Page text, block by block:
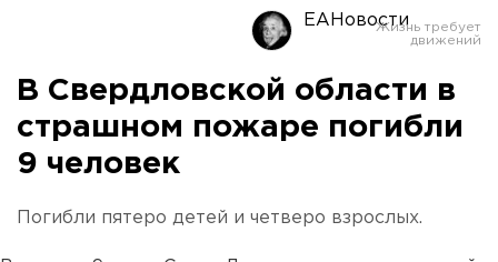
ЕАНовости
В Свердловской области в
страшном пожаре погибли
9 человек
Погибли пятеро детей и четверо взрослых.